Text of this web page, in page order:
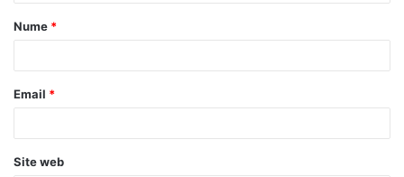
Nume *
Email *
Site web